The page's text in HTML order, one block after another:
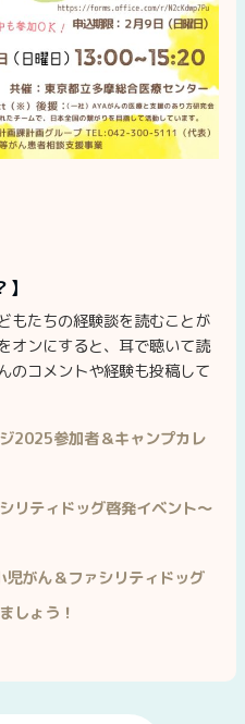
もたちの経験談を読むことが
オンにすると、耳で聴いて読
のコメントや経験も投稿して
2025参加者＆キャンプカレ
リティドッグ啓発イベント〜
児がん＆ファシリティドッグ
しょう！